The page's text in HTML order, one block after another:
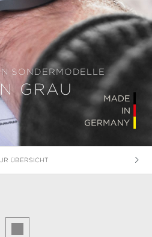
SONDERMODELLE
GRAU
ÜBERSICHT